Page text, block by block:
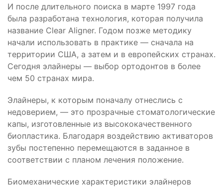
И после длительного поиска в марте 1997 года
была разработана технология, которая получила
название Clear Aligner. Годом позже методику
начали использовать в практике — сначала на
территории США, а затем и в европейских странах.
Сегодня элайнеры — выбор ортодонтов в более
чем 50 странах мира.
Элайнеры, к которым поначалу отнеслись с
недоверием, — это прозрачные стоматологические
капы, изготовленные из высококачественного
биопластика. Благодаря воздействию активаторов
зубы постепенно перемещаются в заданное в
соответствии с планом лечения положение.
Биомеханические характеристики элайнеров